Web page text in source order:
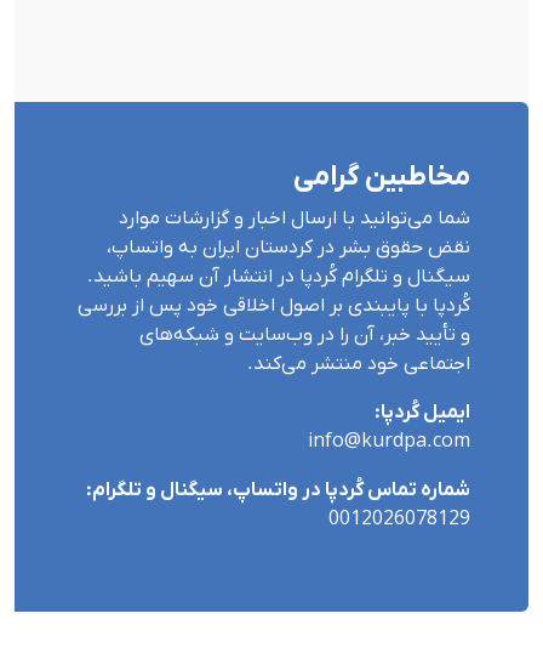
مخاطبین گرامی
شما می‌توانید با ارسال اخبار و گزارشات موارد
نقض حقوق بشر در کردستان ایران بە واتساپ،
سیگنال و تلگرام کُردپا در انتشار آن سهیم باشید.
کُردپا با پایبندی بر اصول اخلاقی خود پس از بررسی
و تأیید خبر، آن را در وب‌سایت و شبکه‌های
اجتماعی خود منتشر می‌کند.
ایمیل کُردپا:
info@kurdpa.com
شماره تماس کُردپا در واتساپ، سیگنال و تلگرام:
0012026078129